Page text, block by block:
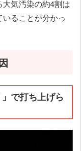
気汚染の約4割は
ることが分かっ
で打ち上げら